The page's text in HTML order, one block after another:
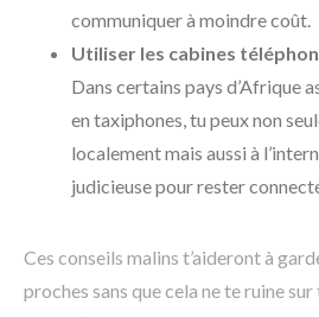
communiquer à moindre coût.
Utiliser les cabines
Dans certains pays d’Afrique
en taxiphones, tu peux non
localement mais aussi à
judicieuse pour rester
Ces conseils malins t’aideront à
proches sans que cela ne te ruine